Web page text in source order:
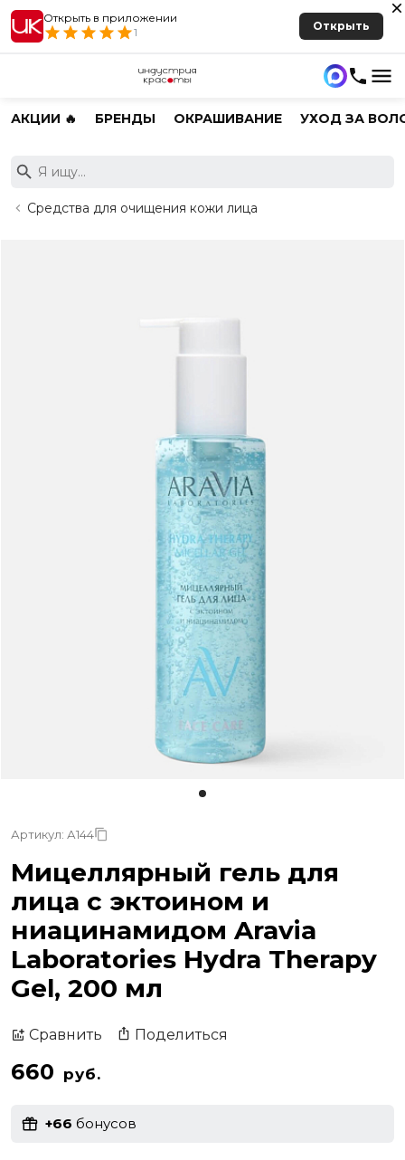
Открыть в приложении
1
Открыть
АКЦИИ 🔥 БРЕНДЫ ОКРАШИВАНИЕ УХОД ЗА
Средства для очищения кожи лица
Артикул: А144
Мицеллярный гель для
лица с эктоином и
ниацинамидом Aravia
Laboratories Hydra Therapy
Gel, 200 мл
Сравнить Поделиться
660 руб.
+66 бонусов